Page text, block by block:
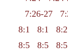
7:26-27
8:1
8:1 8:2
8:5
8:5 8:5